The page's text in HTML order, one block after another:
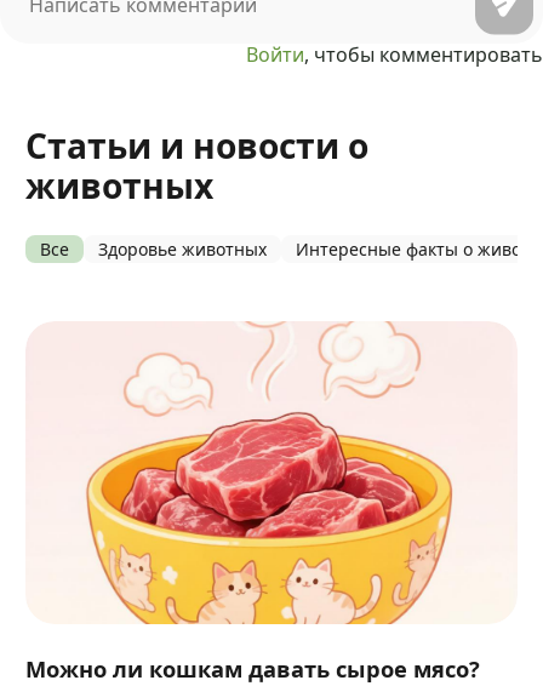
Войти, чтобы комментировать
Статьи и новости о
животных
Все Здоровье животных Интересные факты о
Можно ли кошкам давать сырое мясо?